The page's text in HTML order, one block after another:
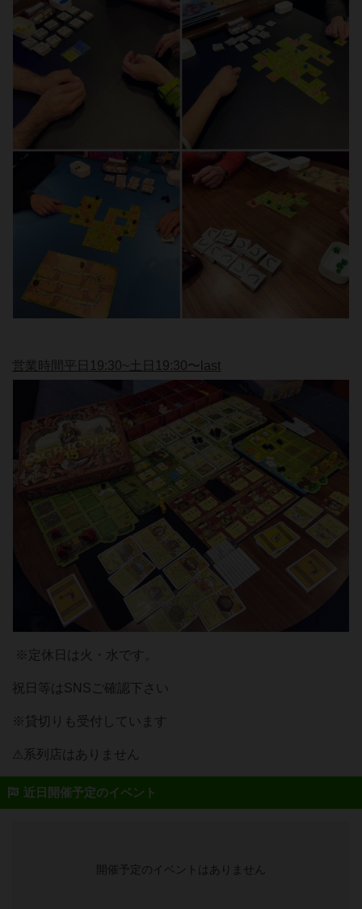
営業時間平日19:30~土日19:30〜last
※定休日は火・水です。
祝日等はSNSご確認下さい
※貸切りも受付しています
⚠︎系列店はありません
近日開催予定のイベント
開催予定のイベントはありません